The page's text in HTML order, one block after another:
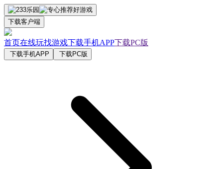
下载客户端
首页在线玩找游戏下载手机APP下载PC版
下载手机APP 下载PC版